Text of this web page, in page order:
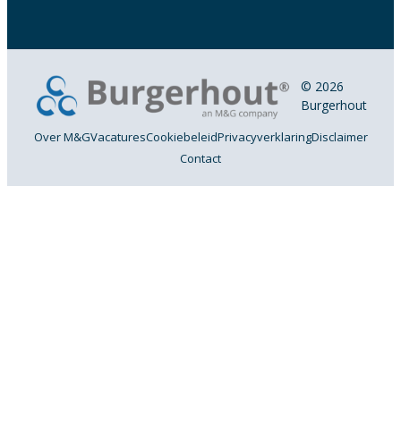
© 2026
Burgerhout
Over M&GVacaturesCookiebeleidPrivacyverklaringDisclaimer
Contact